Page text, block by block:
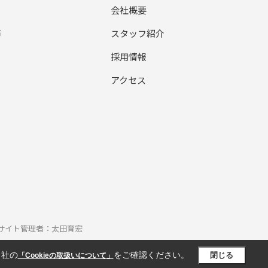
会社概要
スタッフ紹介
採用情報
アクセス
ト管理者：太田育宏
の「Cookieの取扱いについて」 をご確認ください。 閉じる